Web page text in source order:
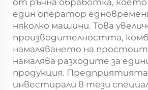
един оператор
няколко машини. Това
производителността,
намаляването на
намалява разходите за
продукция.
инвестирали в тези